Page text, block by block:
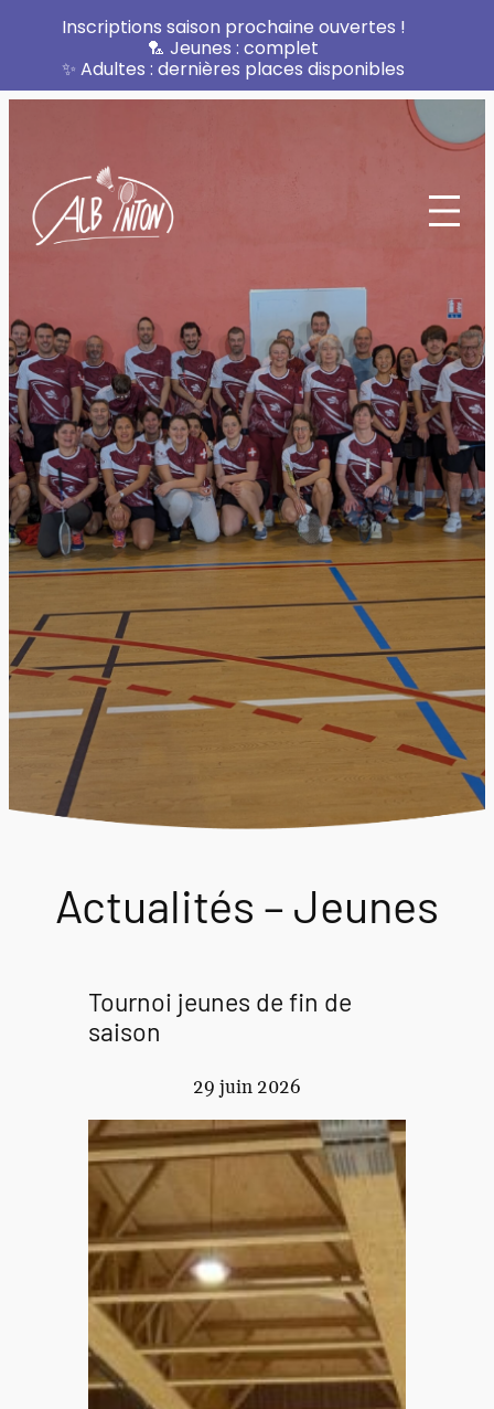
Actualités – Jeunes
Tournoi jeunes de fin de
saison
29 juin 2026
Inscriptions saison prochaine ouvertes !
🏸 Jeunes : complet
✨ Adultes : dernières places disponibles